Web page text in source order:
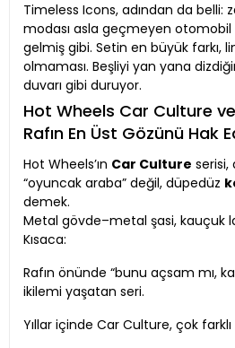
Timeless Icons, adından da belli:
modası asla geçmeyen otomobil
gelmiş gibi. Setin en büyük farkı,
olmaması. Beşliyi yan yana
duvarı gibi duruyor.
Hot Wheels Car Culture
Rafın En Üst Gözünü Hak
Hot Wheels’ın Car Culture serisi,
“oyuncak araba” değil, düpedüz
demek.
Metal gövde–metal şasi, kauçuk
Kısaca:
Rafın önünde “bunu açsam mı,
ikilemi yaşatan seri.
Yıllar içinde Car Culture, çok